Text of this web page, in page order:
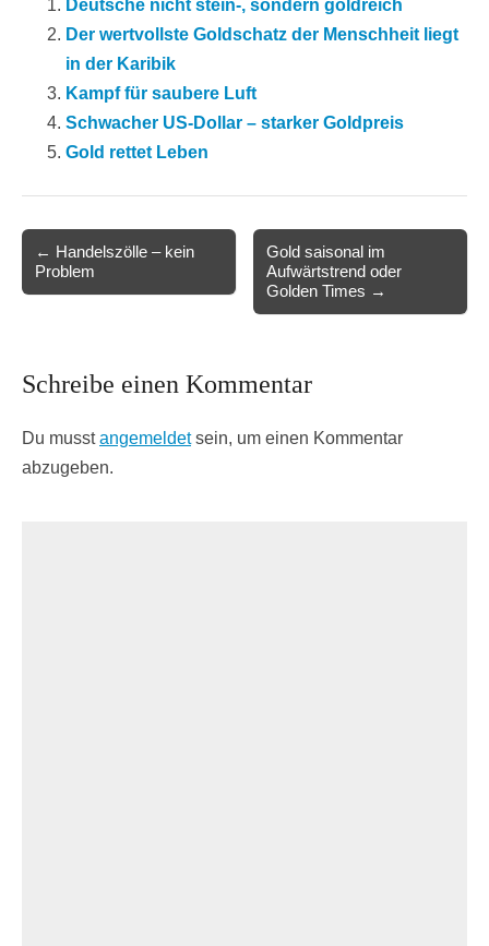
Deutsche nicht stein-, sondern goldreich
Der wertvollste Goldschatz der Menschheit liegt
in der Karibik
Kampf für saubere Luft
Schwacher US-Dollar – starker Goldpreis
Gold rettet Leben
navigation
← Handelszölle – kein
Problem
Gold saisonal im
Aufwärtstrend oder
Golden Times →
Schreibe einen Kommentar
Du musstangemeldetsein, um einen Kommentar
abzugeben.